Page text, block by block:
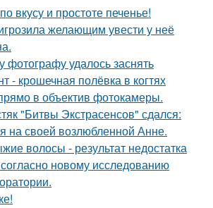
вкусу и простоте печенье!
желающим увести у неё
фотографу удалось заснять
- крошечная полёвка в когтях
в объектив фотокамеры.
"Битвы Экстрасенсов" сдался:
на своей возлюбленной Анне.
волосы - результат недостатка
новому исследованию